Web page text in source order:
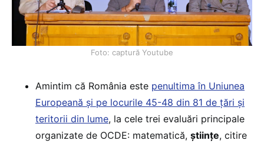
Foto: captură Youtube
Amintim că România este penultima în Uniunea
Europeană și pe locurile 45-48 din 81 de țări și
teritorii din lume, la cele trei evaluări principale
organizate de OCDE: matematică, științe, citire